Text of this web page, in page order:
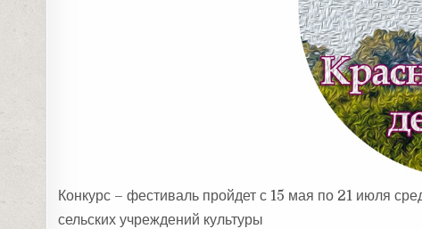
Конкурс – фестиваль пройдет с 15 мая по 21 июля
сельских учреждений культуры